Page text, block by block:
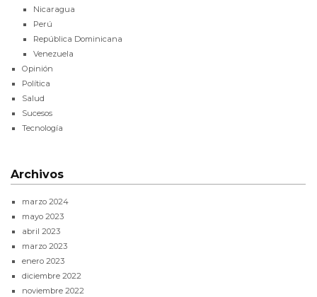
Nicaragua
Perú
República Dominicana
Venezuela
Opinión
Política
Salud
Sucesos
Tecnología
Archivos
marzo 2024
mayo 2023
abril 2023
marzo 2023
enero 2023
diciembre 2022
noviembre 2022